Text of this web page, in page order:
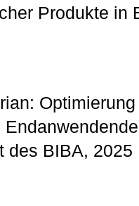
Produkte in
des BIBA, 2025